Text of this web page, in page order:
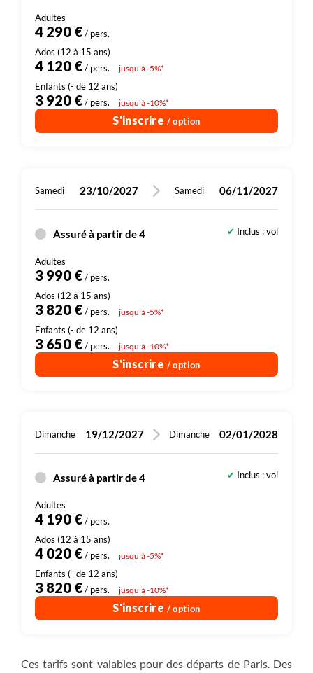
4 290 €/ pers.
4 120 €/ pers. jusqu'à -5%*
3 920 €/ pers. jusqu'à -10%*
S'inscrire / option
Samedi 23/10/2027 Samedi 06/11/2027
Assuré à partir de 4 Inclus : vol
3 990 €/ pers.
3 820 €/ pers. jusqu'à -5%*
3 650 €/ pers. jusqu'à -10%*
S'inscrire / option
Dimanche 19/12/2027 Dimanche 02/01/2028
Assuré à partir de 4 Inclus : vol
4 190 €/ pers.
4 020 €/ pers. jusqu'à -5%*
3 820 €/ pers. jusqu'à -10%*
S'inscrire / option
Ces tarifs sont valables pour des départs de Paris. Des